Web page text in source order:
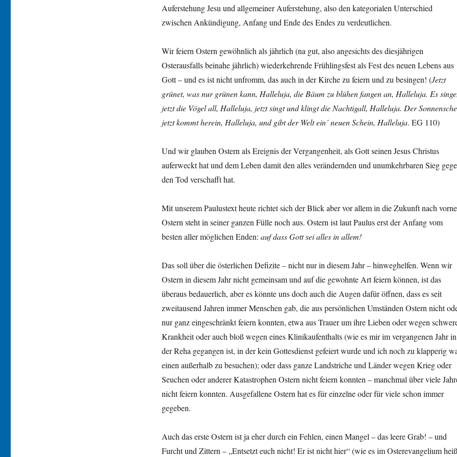
Auferstehung Jesu und allgemeiner Auferstehung, also den kategorialen Unterschied
zwischen Ankündigung, Anfang und Ende des Endes zu verdeutlichen.
Wir feiern Ostern gewöhnlich als jährlich (na gut, also angesichts des diesjährigen
Osterausfalls beinahe jährlich) wiederkehrende Frühlingsfest als Fest des neuen Lebens aus
Gott – und es ist nicht unfromm, das auch in der Kirche zu feiern und zu besingen! (Jetzt
grünet, was nur grünen kann, Halleluja, die Bäum zu blühen fangen an, Halleluja. Es
jetzt die Vögel all, Halleluja, jetzt singt und klingt die Nachtigall, Halleluja. Der
jetzt kommt herein, Halleluja, und gibt der Welt ein´ neuen Schein, Halleluja. EG 110)
Und wir glauben Ostern als Ereignis der Vergangenheit, als Gott seinen Jesus Christus
auferweckt hat und dem Leben damit den alles verändernden und unumkehrbaren Sieg
den Tod verschafft hat.
Mit unserem Paulustext heute richtet sich der Blick aber vor allem in die Zukunft nach
Ostern steht in seiner ganzen Fülle noch aus. Ostern ist laut Paulus erst der Anfang vom
besten aller möglichen Enden: auf dass Gott sei alles in allem!
Das soll über die österlichen Defizite – nicht nur in diesem Jahr – hinweghelfen. Wenn wir
Ostern in diesem Jahr nicht gemeinsam und auf die gewohnte Art feiern können, ist das
überaus bedauerlich, aber es könnte uns doch auch die Augen dafür öffnen, dass es seit
zweitausend Jahren immer Menschen gab, die aus persönlichen Umständen Ostern nicht
nur ganz eingeschränkt feiern konnten, etwa aus Trauer um ihre Lieben oder wegen
Krankheit oder auch bloß wegen eines Klinikaufenthalts (wie es mir im vergangenen Jahr in
der Reha gegangen ist, in der kein Gottesdienst gefeiert wurde und ich noch zu klapperig
einen außerhalb zu besuchen); oder dass ganze Landstriche und Länder wegen Krieg oder
Seuchen oder anderer Katastrophen Ostern nicht feiern konnten – manchmal über viele
nicht feiern konnten. Ausgefallene Ostern hat es für einzelne oder für viele schon immer
gegeben.
Auch das erste Ostern ist ja eher durch ein Fehlen, einen Mangel – das leere Grab! – und
Furcht und Zittern – „Entsetzt euch nicht! Er ist nicht hier“ (wie es im Osterevangelium